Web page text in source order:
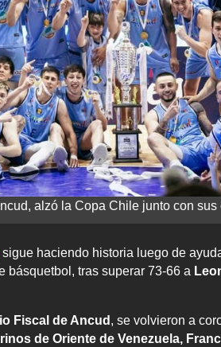
alzó la Copa Chile junto con sus
sigue haciendo historia luego de
básquetbol, tras superar 73-66 a
Fiscal de Ancud , se volvieron a
de Oriente de Venezuela,